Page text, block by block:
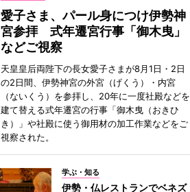
愛子さま、パール身につけ伊勢神
宮参拝 式年遷宮行事「御木曳」
などご視察
天皇皇后両陛下の長女愛子さまが8月1日・2日
の2日間、伊勢神宮の外宮（げくう）・内宮
（ないくう）を参拝し、20年に一度社殿などを
建て替える式年遷宮の行事「御木曳（おきひ
き）」や社殿に使う御用材の加工作業などをご
視察された。
学ぶ・知る
伊勢・仏レストランでベネズ